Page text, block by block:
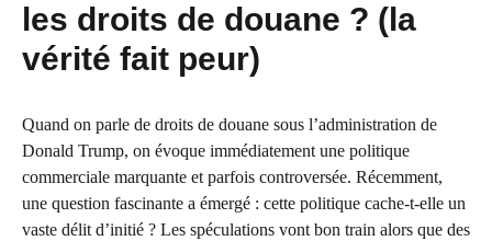
les droits de douane ? (la
vérité fait peur)
Quand on parle de droits de douane sous l’administration de
Donald Trump, on évoque immédiatement une politique
commerciale marquante et parfois controversée. Récemment,
une question fascinante a émergé : cette politique cache-t-elle un
vaste délit d’initié ? Les spéculations vont bon train alors que des